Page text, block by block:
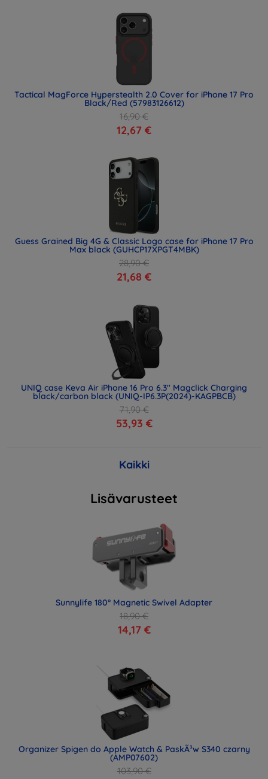
Tactical MagForce Hyperstealth 2.0 Cover for iPhone 17 Pro
Black/Red (57983126612)
16,90 €
12,67 €
Guess Grained Big 4G & Classic Logo case for iPhone 17 Pro
Max black (GUHCP17XPGT4MBK)
28,90 €
21,68 €
UNIQ case Keva Air iPhone 16 Pro 6.3" Magclick Charging
black/carbon black (UNIQ-IP6.3P(2024)-KAGPBCB)
71,90 €
53,93 €
Kaikki
Lisävarusteet
Sunnylife 180° Magnetic Swivel Adapter
18,90 €
14,17 €
Organizer Spigen do Apple Watch & PaskÃ³w S340 czarny
(AMP07602)
103,90 €